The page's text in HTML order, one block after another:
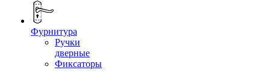
Фурнитура
Ручки
дверные
Фиксаторы